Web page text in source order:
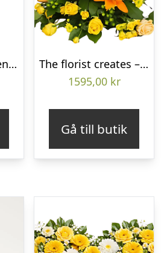
Saknad, stjälkstående bukett
The florist creates – Funeral decoration
1595,00 kr
Gå till butik